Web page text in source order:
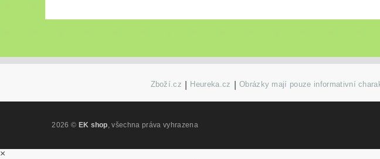
Zboží.cz Heureka.cz Obrázky mají pouze informativní
2026 © EK shop, všechna práva vyhrazena
×